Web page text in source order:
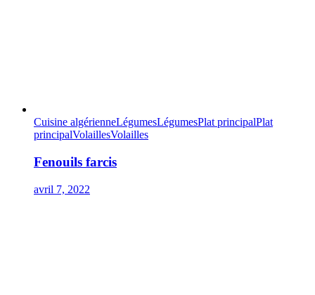
Cuisine algérienneLégumesLégumesPlat principalPlat
principalVolaillesVolailles
Fenouils farcis
avril 7, 2022